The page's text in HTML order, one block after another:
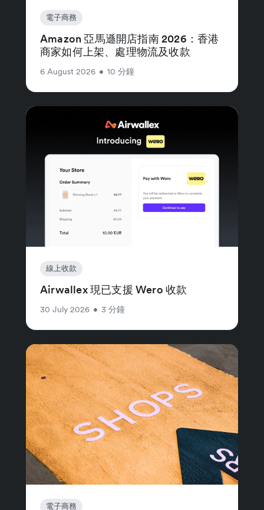
電子商務
Amazon 亞馬遜開店指南 2026：香港
商家如何上架、處理物流及收款
6 August 2026 • 10 分鐘
線上收款
Airwallex 現已支援 Wero 收款
30 July 2026 • 3 分鐘
電子商務